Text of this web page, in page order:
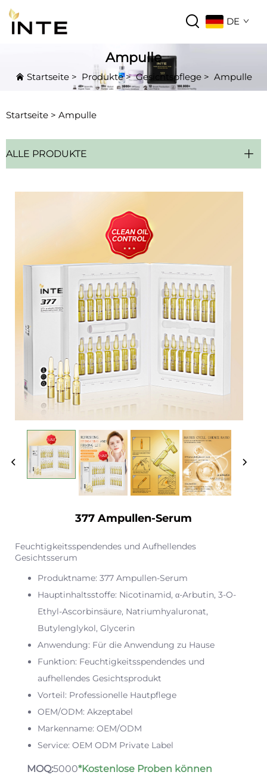
DE
Ampulle
Startseite> Produkte>Gesichtspflege> Ampulle
Startseite > Ampulle
ALLE PRODUKTE
377 Ampullen-Serum
Feuchtigkeitsspendendes und Aufhellendes
Gesichtsserum
Produktname: 377 Ampullen-Serum
Hauptinhaltsstoffe: Nicotinamid, α-Arbutin, 3-O-
Ethyl-Ascorbinsäure, Natriumhyaluronat,
Butylenglykol, Glycerin
Anwendung: Für die Anwendung zu Hause
Funktion: Feuchtigkeitsspendendes und
aufhellendes Gesichtsprodukt
Vorteil: Professionelle Hautpflege
OEM/ODM: Akzeptabel
Markenname: OEM/ODM
Service: OEM ODM Private Label
MOQ:5000*Kostenlose Proben können